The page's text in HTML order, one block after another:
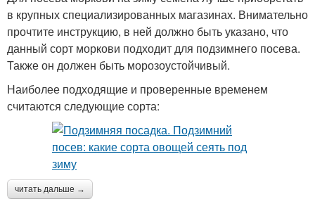
в крупных специализированных магазинах. Внимательно
прочтите инструкцию, в ней должно быть указано, что
данный сорт моркови подходит для подзимнего посева.
Также он должен быть морозоустойчивый.
Наиболее подходящие и проверенные временем
считаются следующие сорта:
читать дальше →